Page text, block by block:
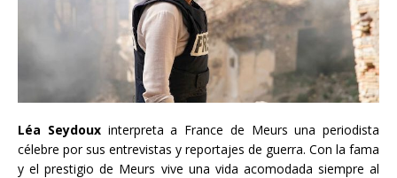
Léa Seydouxinterpreta a France de Meurs una periodista
célebre por sus entrevistas y reportajes de guerra. Con la fama
y el prestigio de Meurs vive una vida acomodada siempre al